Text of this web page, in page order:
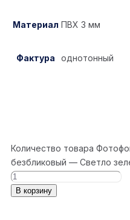
Материал ПВХ 3 мм
Фактура однотонный
Количество товара
безбликовый — Светло
В корзину